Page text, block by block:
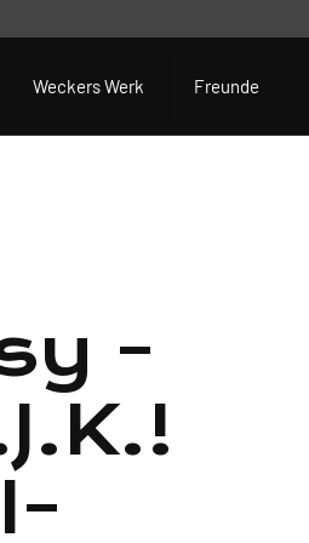
Weckers Werk Freunde
-